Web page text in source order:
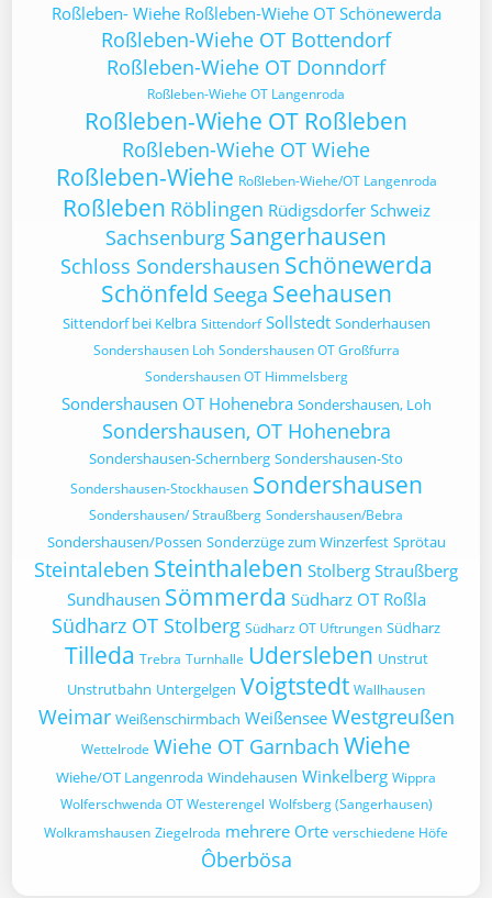
Roßleben- Wiehe Roßleben-Wiehe OT Schönewerda
Roßleben-Wiehe OT Bottendorf
Roßleben-Wiehe OT Donndorf
Roßleben-Wiehe OT Langenroda
Roßleben-Wiehe OT Roßleben
Roßleben-Wiehe OT Wiehe
Roßleben-Wiehe Roßleben-Wiehe/OT Langenroda
Roßleben Röblingen Rüdigsdorfer Schweiz
Sachsenburg Sangerhausen
Schloss Sondershausen Schönewerda
Schönfeld Seega Seehausen
Sittendorf bei Kelbra Sittendorf Sollstedt Sonderhausen
Sondershausen Loh Sondershausen OT Großfurra
Sondershausen OT Himmelsberg
Sondershausen OT Hohenebra Sondershausen, Loh
Sondershausen, OT Hohenebra
Sondershausen-Schernberg Sondershausen-Sto
Sondershausen-Stockhausen Sondershausen
Sondershausen/ Straußberg Sondershausen/Bebra
Sondershausen/Possen Sonderzüge zum Winzerfest Sprötau
Steintaleben Steinthaleben Stolberg Straußberg
Sundhausen Sömmerda Südharz OT Roßla
Südharz OT Stolberg Südharz OT Uftrungen Südharz
Tilleda Trebra Turnhalle Udersleben Unstrut
Unstrutbahn Untergelgen Voigtstedt Wallhausen
Weimar Weißenschirmbach Weißensee Westgreußen
Wettelrode Wiehe OT Garnbach Wiehe
Wiehe/OT Langenroda Windehausen Winkelberg Wippra
Wolferschwenda OT Westerengel Wolfsberg (Sangerhausen)
Wolkramshausen Ziegelroda mehrere Orte verschiedene Höfe
Ôberbösa